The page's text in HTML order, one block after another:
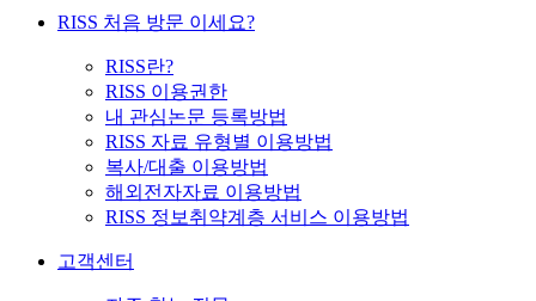
RISS 처음 방문 이세요?
RISS란?
RISS 이용권한
내 관심논문 등록방법
RISS 자료 유형별 이용방법
복사/대출 이용방법
해외전자자료 이용방법
RISS 정보취약계층 서비스 이용방법
고객센터